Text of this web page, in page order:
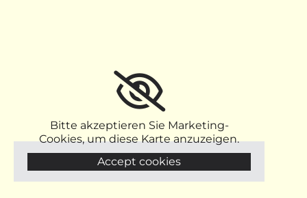
Bitte akzeptieren Sie Marketing-
Cookies, um diese Karte anzuzeigen.
Accept cookies